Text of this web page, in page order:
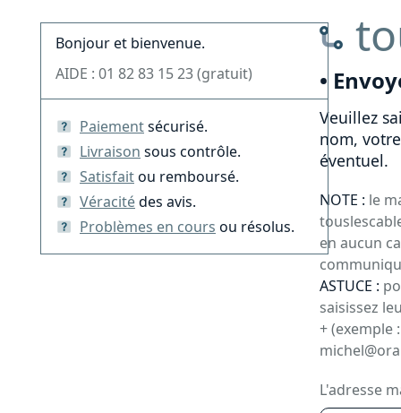
•
Veuillez
nom,
éventuel.
NOTE : le
en aucun
ASTUCE :
saisissez
+ (exemple
L'adresse
Bonjour et bienvenue.
AIDE : 01 82 83 15 23 (gratuit)
Paiementsécurisé.
Livraison sous contrôle.
Satisfaitou remboursé.
Véracitédes avis.
Problèmes en cours ou résolus.